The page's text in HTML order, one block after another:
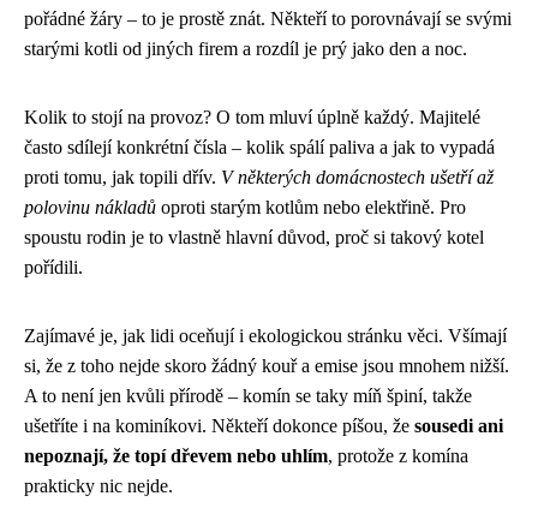
pořádné žáry – to je prostě znát. Někteří to porovnávají se svými
starými kotli od jiných firem a rozdíl je prý jako den a noc.
Kolik to stojí na provoz? O tom mluví úplně každý. Majitelé
často sdílejí konkrétní čísla – kolik spálí paliva a jak to vypadá
proti tomu, jak topili dřív. V některých domácnostech ušetří až
polovinu nákladů oproti starým kotlům nebo elektřině. Pro
spoustu rodin je to vlastně hlavní důvod, proč si takový kotel
pořídili.
Zajímavé je, jak lidi oceňují i ekologickou stránku věci. Všímají
si, že z toho nejde skoro žádný kouř a emise jsou mnohem nižší.
A to není jen kvůli přírodě – komín se taky míň špiní, takže
ušetříte i na kominíkovi. Někteří dokonce píšou, že sousedi ani
nepoznají, že topí dřevem nebo uhlím, protože z komína
prakticky nic nejde.